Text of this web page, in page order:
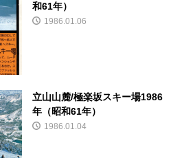
和61年）
1986.01.06
立山山麓/極楽坂スキー場1986
年（昭和61年）
1986.01.04